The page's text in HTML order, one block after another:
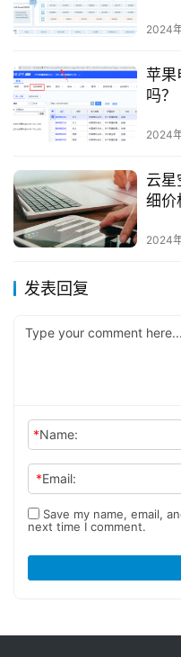
2024
苹果
吗？
2024
云星
细价
2024
发表回复
*Name:
*Email:
Save my name, email,
next time I comment.